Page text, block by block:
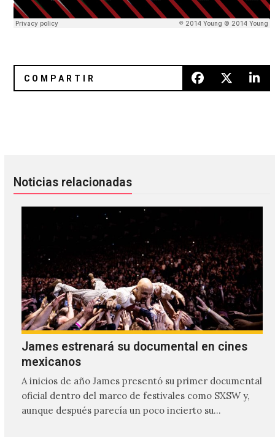
Noticias relacionadas
James estrenará su documental en cines
mexicanos
A inicios de año James presentó su primer documental
oficial dentro del marco de festivales como SXSW y,
aunque después parecía un poco incierto su…